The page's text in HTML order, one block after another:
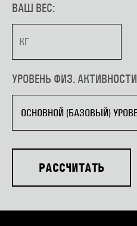
ВАШ ВЕС:
УРОВЕНЬ ФИЗ. АКТИВНОСТИ
РАССЧИТАТЬ